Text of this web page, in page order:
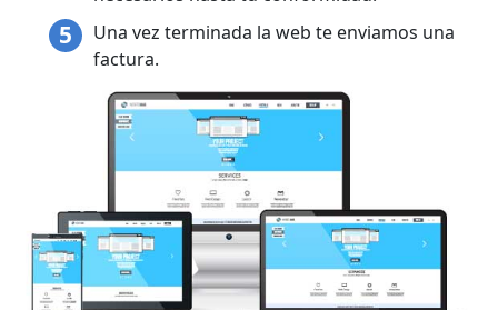
Una vez terminada la web te enviamos una
factura.